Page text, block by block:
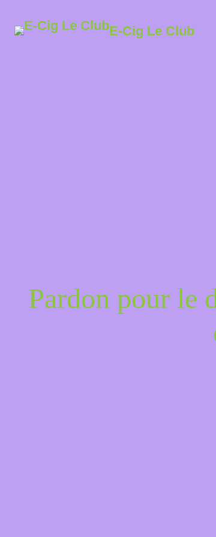
E-Cig Le Club
Pardon pour le